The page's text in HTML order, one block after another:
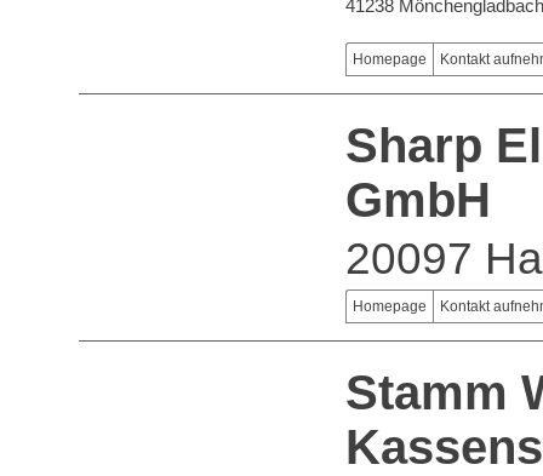
41238 Mönchengladbach
Homepage Kontakt
Sharp
GmbH
20097
Homepage Kontakt
Stamm